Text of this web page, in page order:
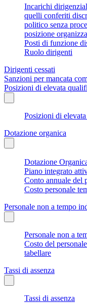
Incarichi
quelli conferiti
politico senza
posizione
Posti di funzione
Ruolo dirigenti
Dirigenti cessati
Sanzioni per mancata
Posizioni di elevata
Posizioni di
Dotazione organica
Dotazione
Piano integrato
Conto annuale del
Costo personale
Personale non a tempo
Personale non a
Costo del
tabellare
Tassi di assenza
Tassi di assenza